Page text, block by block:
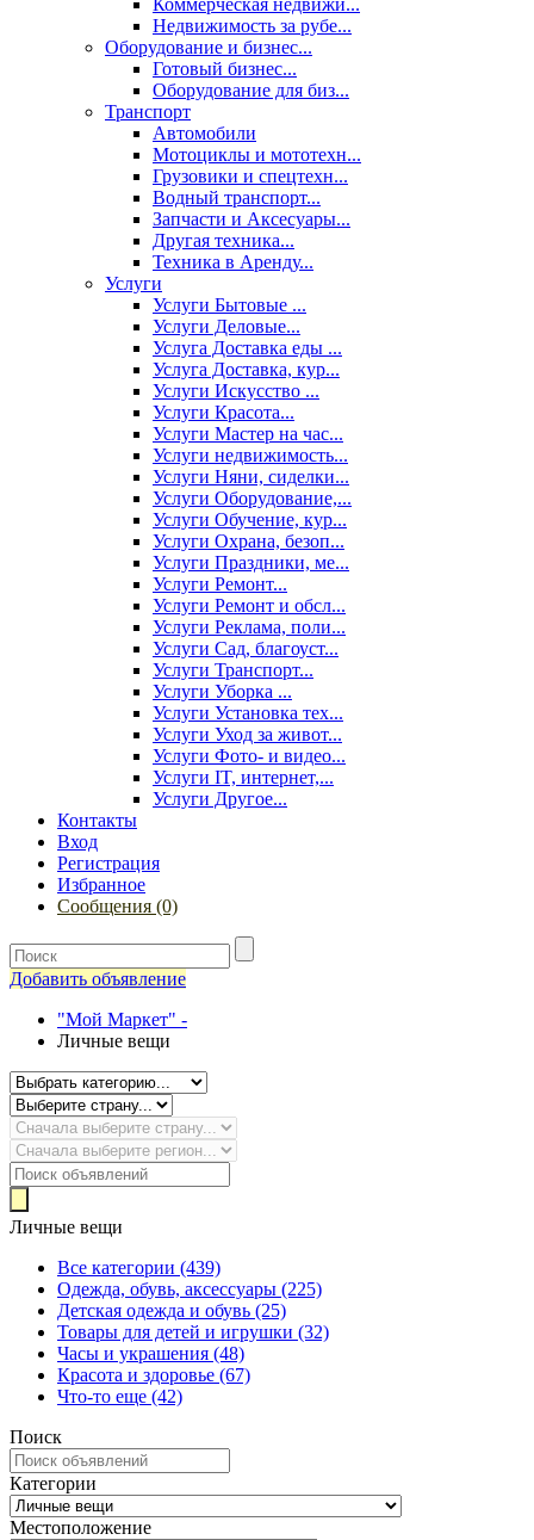
Коммерческая недвижи...
Недвижимость за рубе...
Оборудование и бизнес...
Готовый бизнес...
Оборудование для биз...
Транспорт
Автомобили
Мотоциклы и мототехн...
Грузовики и спецтехн...
Водный транспорт...
Запчасти и Аксесуары...
Другая техника...
Техника в Аренду...
Услуги
Услуги Бытовые ...
Услуги Деловые...
Услуга Доставка еды ...
Услуга Доставка, кур...
Услуги Искусство ...
Услуги Красота...
Услуги Мастер на час...
Услуги недвижимость...
Услуги Няни, сиделки...
Услуги Оборудование,...
Услуги Обучение, кур...
Услуги Охрана, безоп...
Услуги Праздники, ме...
Услуги Ремонт...
Услуги Ремонт и обсл...
Услуги Реклама, поли...
Услуги Сад, благоуст...
Услуги Транспорт...
Услуги Уборка ...
Услуги Установка тех...
Услуги Уход за живот...
Услуги Фото- и видео...
Услуги IT, интернет,...
Услуги Другое...
Контакты
Вход
Регистрация
Избранное
Сообщения (0)
Добавить объявление
"Мой Маркет" -
Личные вещи
Личные вещи
Все категории (439)
Одежда, обувь, аксессуары (225)
Детская одежда и обувь (25)
Товары для детей и игрушки (32)
Часы и украшения (48)
Красота и здоровье (67)
Что-то еще (42)
Поиск
Категории
Местоположение